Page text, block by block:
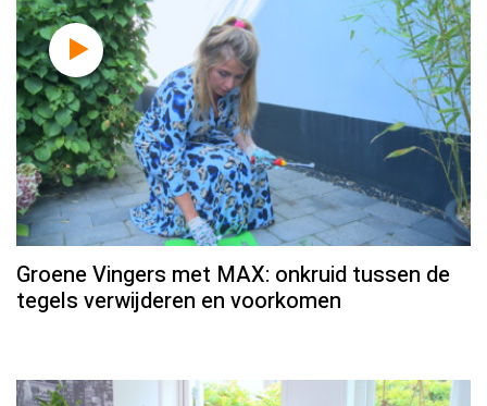
Groene Vingers met MAX: onkruid tussen de
tegels verwijderen en voorkomen